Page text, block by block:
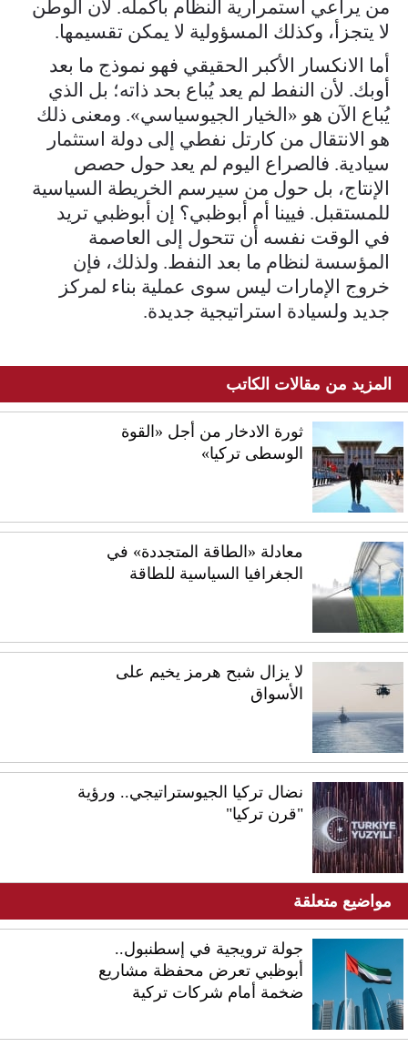
من يراعي استمرارية النظام بأكمله. لأن الوطن
لا يتجزأ، وكذلك المسؤولية لا يمكن تقسيمها.
أما الانكسار الأكبر الحقيقي فهو نموذج ما بعد
أوبك. لأن النفط لم يعد يُباع بحد ذاته؛ بل الذي
يُباع الآن هو «الخيار الجيوسياسي». ومعنى ذلك
هو الانتقال من كارتل نفطي إلى دولة استثمار
سيادية. فالصراع اليوم لم يعد حول حصص
الإنتاج، بل حول من سيرسم الخريطة السياسية
للمستقبل. فيينا أم أبوظبي؟ إن أبوظبي تريد
في الوقت نفسه أن تتحول إلى العاصمة
المؤسسة لنظام ما بعد النفط. ولذلك، فإن
خروج الإمارات ليس سوى عملية بناء لمركز
جديد ولسيادة استراتيجية جديدة.
المزيد من مقالات الكاتب
ثورة الادخار من أجل «القوة
الوسطى تركيا»
معادلة «الطاقة المتجددة» في
الجغرافيا السياسية للطاقة
لا يزال شبح هرمز يخيم على
الأسواق
نضال تركيا الجيوستراتيجي.. ورؤية
"قرن تركيا"
مواضيع متعلقة
جولة ترويجية في إسطنبول..
أبوظبي تعرض محفظة مشاريع
ضخمة أمام شركات تركية